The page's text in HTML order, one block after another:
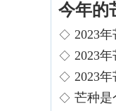
今年的
 2023
 2023
 2023
 芒种是